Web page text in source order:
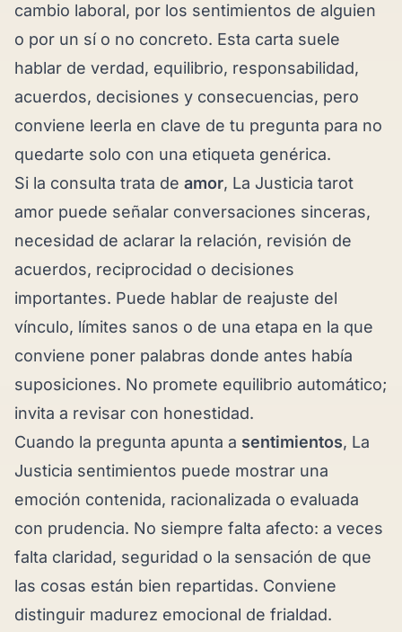
cambio laboral, por los sentimientos de alguien
o por un sí o no concreto. Esta carta suele
hablar de verdad, equilibrio, responsabilidad,
acuerdos, decisiones y consecuencias, pero
conviene leerla en clave de tu pregunta para no
quedarte solo con una etiqueta genérica.
Si la consulta trata de amor, La Justicia tarot
amor puede señalar conversaciones sinceras,
necesidad de aclarar la relación, revisión de
acuerdos, reciprocidad o decisiones
importantes. Puede hablar de reajuste del
vínculo, límites sanos o de una etapa en la que
conviene poner palabras donde antes había
suposiciones. No promete equilibrio automático;
invita a revisar con honestidad.
Cuando la pregunta apunta a sentimientos, La
Justicia sentimientos puede mostrar una
emoción contenida, racionalizada o evaluada
con prudencia. No siempre falta afecto: a veces
falta claridad, seguridad o la sensación de que
las cosas están bien repartidas. Conviene
distinguir madurez emocional de frialdad.